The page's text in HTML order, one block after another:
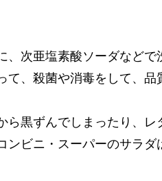
、次亜塩素酸ソーダなど
、殺菌や消毒をして、品
ら黒ずんでしまったり、
ンビニ・スーパーのサラ